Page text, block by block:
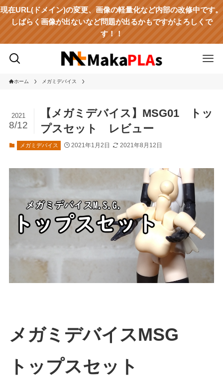
現在URL(ドメイン)の変更、画像の軽量化など内部の改修中です。
しばらく画像が出ないなど問題が出るかもですがよろしくで
す！！
ホーム メガミデバイス
【メガミデバイス】MSG01 トッ
プスセット レビュー
2021
8/12
メガミデバイス 2021年1月2日 2021年8月12日
メガミデバイスMSG
トップスセット